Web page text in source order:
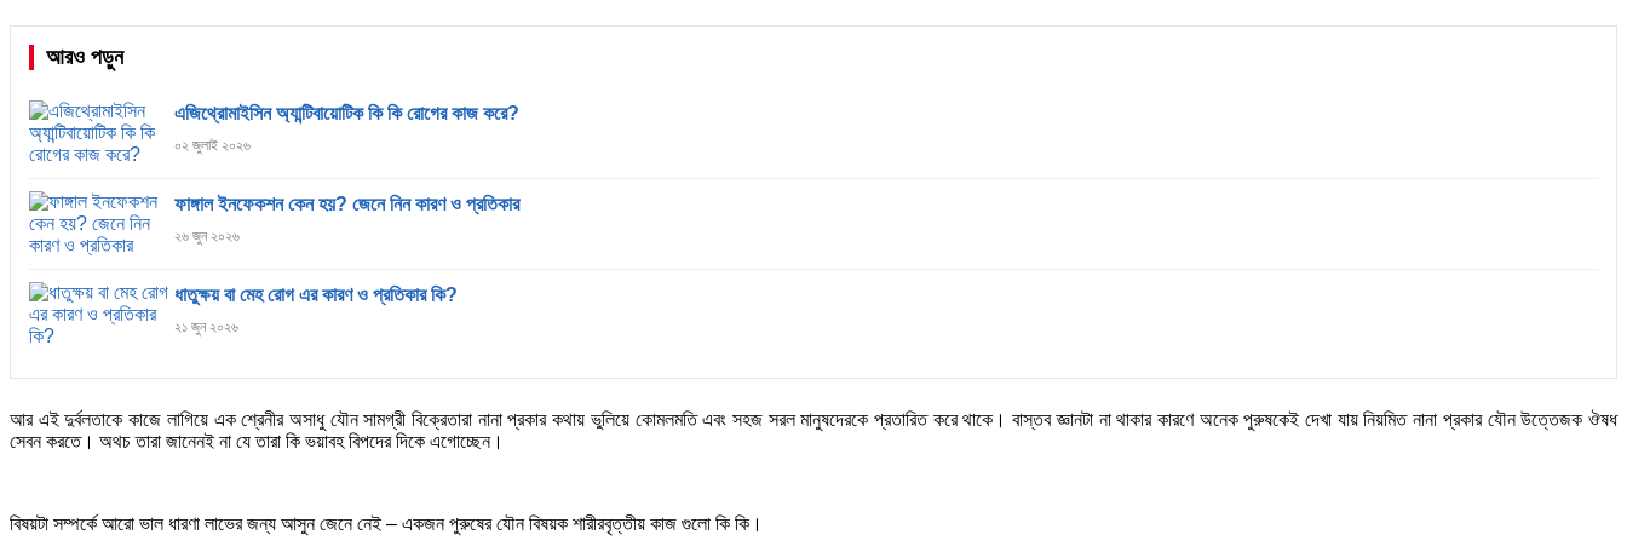
আরও পড়ুন
এজিথ্রোমাইসিন অ্যান্টিবায়োটিক কি কি রোগের কাজ করে?
০২ জুলাই ২০২৬
ফাঙ্গাল ইনফেকশন কেন হয়? জেনে নিন কারণ ও প্রতিকার
২৬ জুন ২০২৬
ধাতুক্ষয় বা মেহ রোগ এর কারণ ও প্রতিকার কি?
২১ জুন ২০২৬
আর এই দুর্বলতাকে কাজে লাগিয়ে এক শ্রেনীর অসাধু যৌন সামগ্রী বিক্রেতারা নানা প্রকার কথায় ভুলিয়ে কোমলমতি এবং সহজ সরল মানুষদেরকে প্রতারিত করে থাকে। বাস্তব জ্ঞানটা না থাকার কারণে অনেক পুরুষকেই দেখা যায় নিয়মিত নানা প্রকার যৌন উত্তেজক ঔষধ
সেবন করতে। অথচ তারা জানেনই না যে তারা কি ভয়াবহ বিপদের দিকে এগোচ্ছেন।
বিষয়টা সম্পর্কে আরো ভাল ধারণা লাভের জন্য আসুন জেনে নেই – একজন পুরুষের যৌন বিষয়ক শারীরবৃত্তীয় কাজ গুলো কি কি।